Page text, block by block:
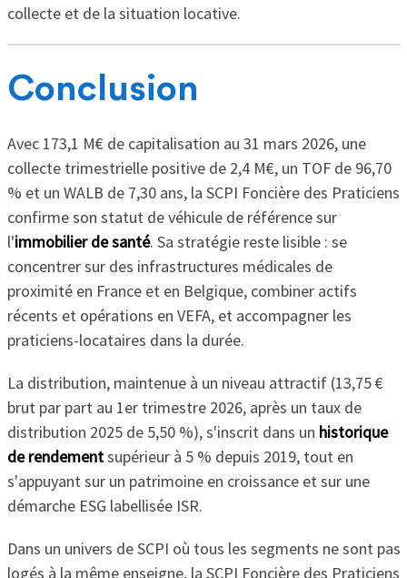
collecte et de la situation locative.
Conclusion
Avec 173,1 M€ de capitalisation au 31 mars 2026, une
collecte trimestrielle positive de 2,4 M€, un TOF de 96,70
% et un WALB de 7,30 ans, la SCPI Foncière des Praticiens
confirme son statut de véhicule de référence sur
l'immobilier de santé. Sa stratégie reste lisible : se
concentrer sur des infrastructures médicales de
proximité en France et en Belgique, combiner actifs
récents et opérations en VEFA, et accompagner les
praticiens-locataires dans la durée.
La distribution, maintenue à un niveau attractif (13,75 €
brut par part au 1er trimestre 2026, après un taux de
distribution 2025 de 5,50 %), s'inscrit dans un historique
de rendementsupérieur à 5 % depuis 2019, tout en
s'appuyant sur un patrimoine en croissance et sur une
démarche ESG labellisée ISR.
Dans un univers de SCPI où tous les segments ne sont pas
logés à la même enseigne, la SCPI Foncière des Praticiens